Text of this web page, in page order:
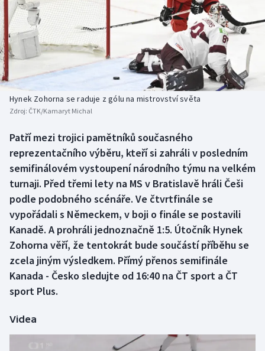
Americký fotbal
Baseball a softbal
Basketbal
Biatlon
Box
Curling
Dostihy
Florbal
Futsal
Golf
Gymnastika
NEPŘEHLÉDNĚTE
Soutěže
Historické návraty
Aplikace ČT sport
Hynek Zohorna se raduje z gólu na mistrovství světa
Zdroj: ČTK/Kamaryt Michal
Patří mezi trojici pamětníků současného
reprezentačního výběru, kteří si zahráli v posledním
semifinálovém vystoupení národního týmu na velkém
turnaji. Před třemi lety na MS v Bratislavě hráli Češi
podle podobného scénáře. Ve čtvrtfinále se
vypořádali s Německem, v boji o finále se postavili
Kanadě. A prohráli jednoznačně 1:5. Útočník Hynek
Zohorna věří, že tentokrát bude součástí příběhu se
zcela jiným výsledkem. Přímý přenos semifinále
Kanada - Česko sledujte od 16:40 na ČT sport a ČT
sport Plus.
Videa